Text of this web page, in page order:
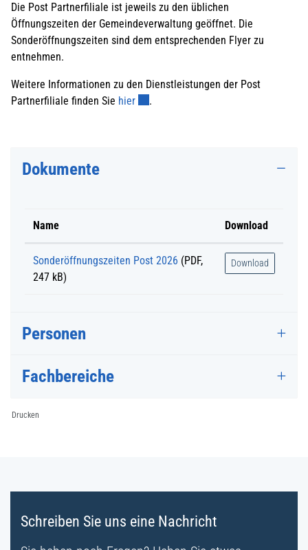
Die Post Partnerfiliale ist jeweils zu den üblichen
Öffnungszeiten der Gemeindeverwaltung geöffnet. Die
Sonderöffnungszeiten sind dem entsprechenden Flyer zu
entnehmen.
Weitere Informationen zu den Dienstleistungen der Post
Partnerfiliale finden Sie hierExterner Link wird in einem neuen
.
Dokumente
Name Download
Sonderöffnungszeiten Post 2026 (PDF,
247 kB)
Download
Personen
Fachbereiche
Drucken
Schreiben Sie uns eine Nachricht